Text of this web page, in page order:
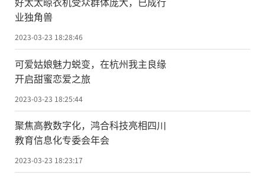
业独角兽
2023-03-23 18:28:46
可爱姑娘魅力蜕变，在杭州我主良缘
开启甜蜜恋爱之旅
2023-03-23 18:25:44
聚焦高教数字化，鸿合科技亮相四川
教育信息化专委会年会
2023-03-23 18:23:17